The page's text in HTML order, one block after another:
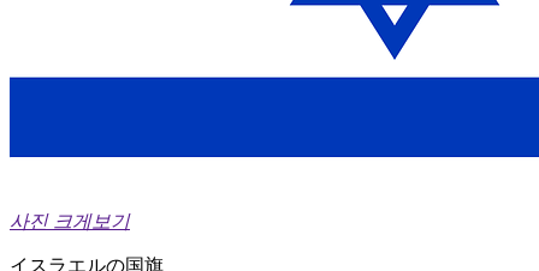
사진 크게보기
イスラエルの国旗